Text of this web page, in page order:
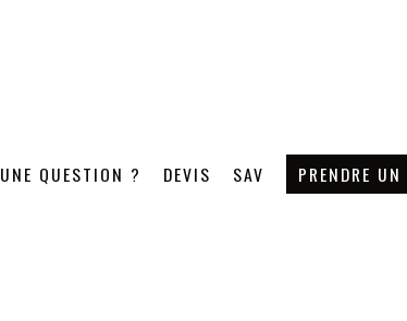
UNE QUESTION ? DEVIS SAV PRENDRE